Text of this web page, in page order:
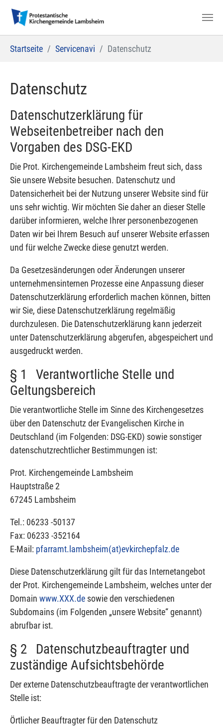
Zum Hauptinhalt springen
Startseite Servicenavi Datenschutz
Datenschutz
Datenschutzerklärung für
Webseitenbetreiber nach den
Vorgaben des DSG-EKD
Die Prot. Kirchengemeinde Lambsheim freut sich, dass
Sie unsere Website besuchen. Datenschutz und
Datensicherheit bei der Nutzung unserer Website sind für
uns sehr wichtig. Wir möchten Sie daher an dieser Stelle
darüber informieren, welche Ihrer personenbezogenen
Daten wir bei Ihrem Besuch auf unserer Website erfassen
und für welche Zwecke diese genutzt werden.
Da Gesetzesänderungen oder Änderungen unserer
unternehmensinternen Prozesse eine Anpassung dieser
Datenschutzerklärung erforderlich machen können, bitten
wir Sie, diese Datenschutzerklärung regelmäßig
durchzulesen. Die Datenschutzerklärung kann jederzeit
unter Datenschutzerklärung abgerufen, abgespeichert und
ausgedruckt werden.
§ 1 Verantwortliche Stelle und
Geltungsbereich
Die verantwortliche Stelle im Sinne des Kirchengesetzes
über den Datenschutz der Evangelischen Kirche in
Deutschland (im Folgenden: DSG-EKD) sowie sonstiger
datenschutzrechtlicher Bestimmungen ist:
Prot. Kirchengemeinde Lambsheim
Hauptstraße 2
67245 Lambsheim
Tel.: 06233 -50137
Fax: 06233 -352164
E-Mail: pfarramt.lambsheim(at)evkirchepfalz.de
Diese Datenschutzerklärung gilt für das Internetangebot
der Prot. Kirchengemeinde Lambsheim, welches unter der
Domain www.XXX.de sowie den verschiedenen
Subdomains (im Folgenden „unsere Website“ genannt)
abrufbar ist.
§ 2 Datenschutzbeauftragter und
zuständige Aufsichtsbehörde
Der externe Datenschutzbeauftragte der verantwortlichen
Stelle ist:
Örtlicher Beauftragter für den Datenschutz